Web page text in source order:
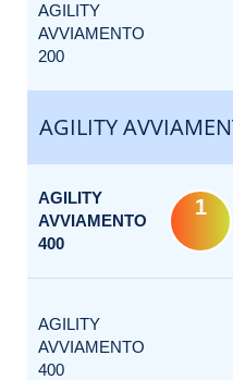
AGILITY
AVVIAMENTO
200
AGILITY
AGILITY
AVVIAMENTO
400
1
AGILITY
AVVIAMENTO
400